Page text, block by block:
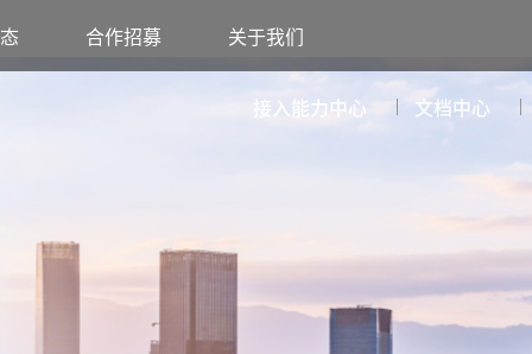
合作招募 关于我们
接入能力中心 文档中心